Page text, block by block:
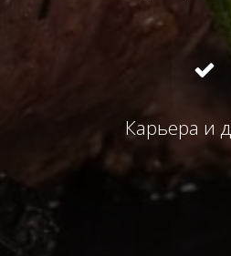
Карьера и